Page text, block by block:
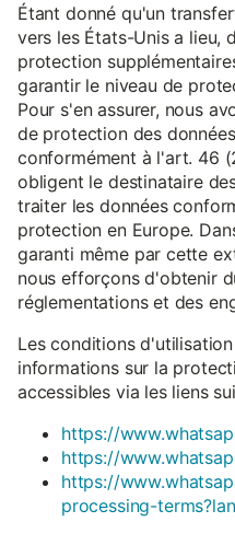
Étant donné qu'un
vers les États-Unis a lieu,
protection
garantir le niveau de
Pour s'en assurer, nous
de protection des
conformément à l'art. 46
obligent le destinataire
traiter les données
protection en Europe.
garanti même par cette
nous efforçons d'obtenir
réglementations et des
Les conditions
informations sur la
accessibles via les liens
https://
https://
https://
processing-